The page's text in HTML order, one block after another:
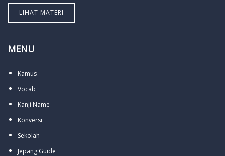
LIHAT MATERI
MENU
Kamus
Vocab
Kanji Name
Konversi
Sekolah
Jepang Guide